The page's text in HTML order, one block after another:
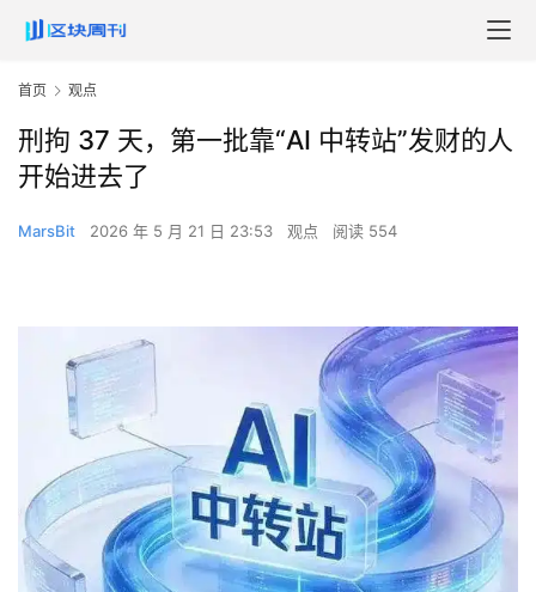
首页 观点
刑拘 37 天，第一批靠“AI 中转站”发财的人
开始进去了
MarsBit 2026 年 5 月 21 日 23:53 观点 阅读 554